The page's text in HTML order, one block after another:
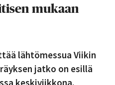
mukaan
lähtömessua Viikin
jatko on esillä
keskiviikkona.